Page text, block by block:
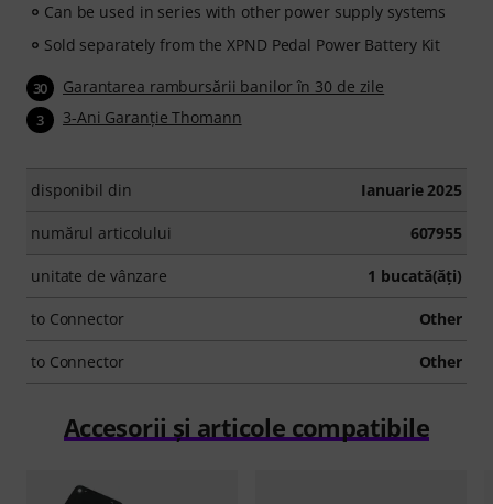
Can be used in series with other power supply systems
Sold separately from the XPND Pedal Power Battery Kit
30 Garantarea rambursării banilor în 30 de zile
3 3-Ani Garanţie Thomann
disponibil din Ianuarie 2025
numărul articolului 607955
unitate de vânzare 1 bucată(ăţi)
to Connector Other
to Connector Other
Accesorii și articole compatibile